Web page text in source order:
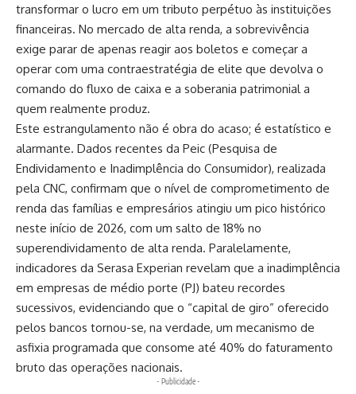
transformar o lucro em um tributo perpétuo às instituições
financeiras. No mercado de alta renda, a sobrevivência
exige parar de apenas reagir aos boletos e começar a
operar com uma contraestratégia de elite que devolva o
comando do fluxo de caixa e a soberania patrimonial a
quem realmente produz.
Este estrangulamento não é obra do acaso; é estatístico e
alarmante. Dados recentes da Peic (Pesquisa de
Endividamento e Inadimplência do Consumidor), realizada
pela CNC, confirmam que o nível de comprometimento de
renda das famílias e empresários atingiu um pico histórico
neste início de 2026, com um salto de 18% no
superendividamento de alta renda. Paralelamente,
indicadores da Serasa Experian revelam que a inadimplência
em empresas de médio porte (PJ) bateu recordes
sucessivos, evidenciando que o “capital de giro” oferecido
pelos bancos tornou-se, na verdade, um mecanismo de
asfixia programada que consome até 40% do faturamento
bruto das operações nacionais.
- Publicidade -